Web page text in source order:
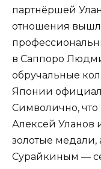
партнёршей
отношения
в Саппоро
обручальные
Японии
Символично, что
Алексей Уланов
золотые
Сурайкиным —